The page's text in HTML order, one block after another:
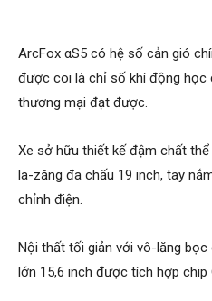
ArcFox αS5 có hệ số cản gió
được coi là chỉ số khí động học
thương mại đạt được.
Xe sở hữu thiết kế đậm chất
la-zăng đa chấu 19 inch, tay
chỉnh điện.
Nội thất tối giản với vô-lăng bọc
lớn 15,6 inch được tích hợp chip